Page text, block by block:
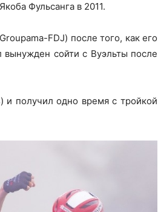
Фульсанга в 2011.
FDJ) после того, как его
сойти с Вуэльты после
и получил одно время с тройкой